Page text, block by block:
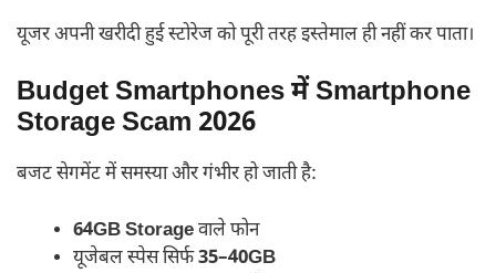
यूजर अपनी खरीदी हुई स्टोरेज को पूरी तरह इस्तेमाल ही नहीं कर पाता।
Budget Smartphones में Smartphone
Storage Scam 2026
बजट सेगमेंट में समस्या और गंभीर हो जाती है:
64GB Storageवाले फोन
यूजेबल स्पेस सिर्फ35–40GB